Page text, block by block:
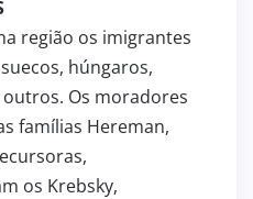
região os imigrantes
húngaros,
Os moradores
famílias Hereman,
os Krebsky,